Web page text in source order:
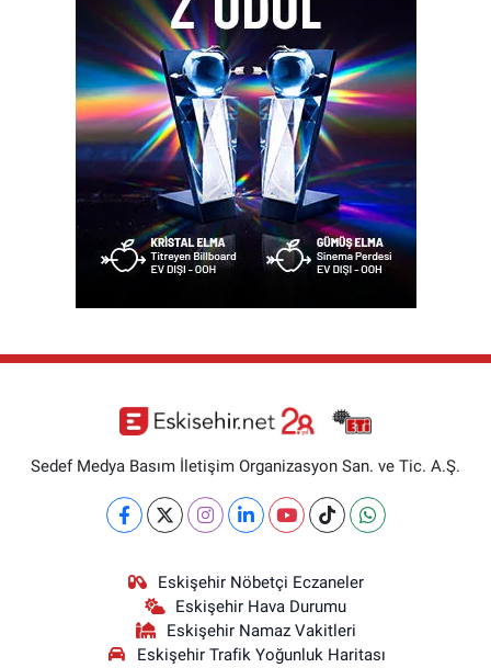
Sedef Medya Basım İletişim Organizasyon San. ve Tic. A.Ş.
Eskişehir Nöbetçi Eczaneler
Eskişehir Hava Durumu
Eskişehir Namaz Vakitleri
Eskişehir Trafik Yoğunluk Haritası